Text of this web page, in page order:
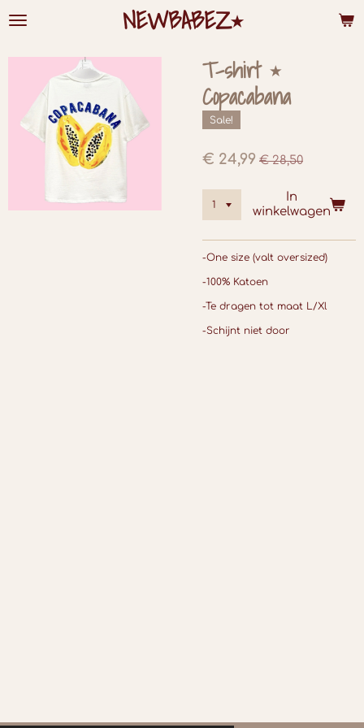
Ga
direct
de
hoofdinhoud
NEWBABEZ⭑
T-shirt ⭑
Copacabana
Sale!
€ 24,99 € 28,50
In
winkelwagen
-One size (valt oversized)
-100% Katoen
-Te dragen tot maat L/Xl
-Schijnt niet door